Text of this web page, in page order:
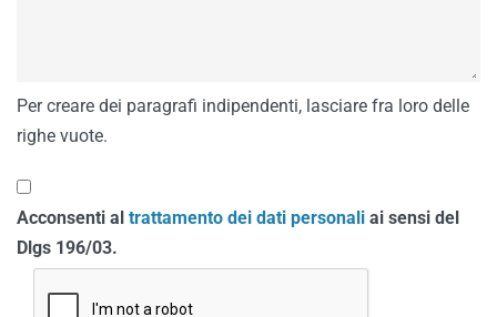
Per creare dei paragrafi indipendenti, lasciare fra loro delle
righe vuote.
Acconsenti al trattamento dei dati personali ai sensi del
Dlgs 196/03.